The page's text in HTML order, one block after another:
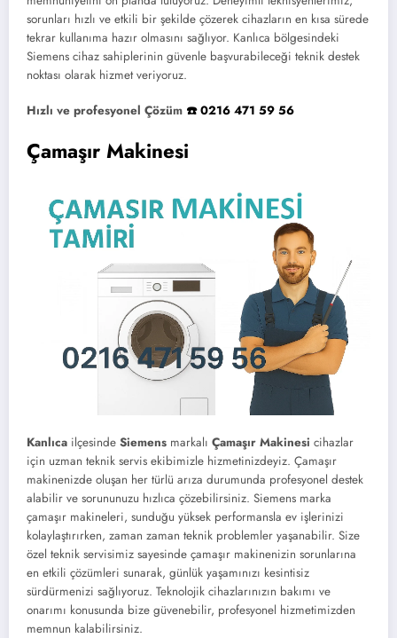
sorunları hızlı ve etkili bir şekilde çözerek cihazların en kısa sürede
tekrar kullanıma hazır olmasını sağlıyor. Kanlıca bölgesindeki
Siemens cihaz sahiplerinin güvenle başvurabileceği teknik destek
noktası olarak hizmet veriyoruz.
Hızlı ve profesyonel Çözüm ☎️ 0216 471 59 56
Çamaşır Makinesi
Kanlıca ilçesinde Siemens markalı Çamaşır Makinesi cihazlar
için uzman teknik servis ekibimizle hizmetinizdeyiz. Çamaşır
makinenizde oluşan her türlü arıza durumunda profesyonel destek
alabilir ve sorununuzu hızlıca çözebilirsiniz. Siemens marka
çamaşır makineleri, sunduğu yüksek performansla ev işlerinizi
kolaylaştırırken, zaman zaman teknik problemler yaşanabilir. Size
özel teknik servisimiz sayesinde çamaşır makinenizin sorunlarına
en etkili çözümleri sunarak, günlük yaşamınızı kesintisiz
sürdürmenizi sağlıyoruz. Teknolojik cihazlarınızın bakımı ve
onarımı konusunda bize güvenebilir, profesyonel hizmetimizden
memnun kalabilirsiniz.